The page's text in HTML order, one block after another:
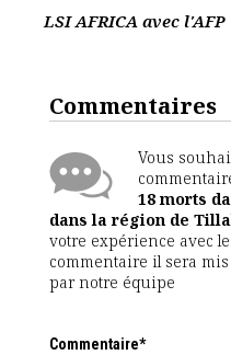
LSI AFRICA avec l'AFP
Commentaires
Vous
18 morts
dans la région de
votre expérience avec
commentaire il sera
par notre équipe
Commentaire*